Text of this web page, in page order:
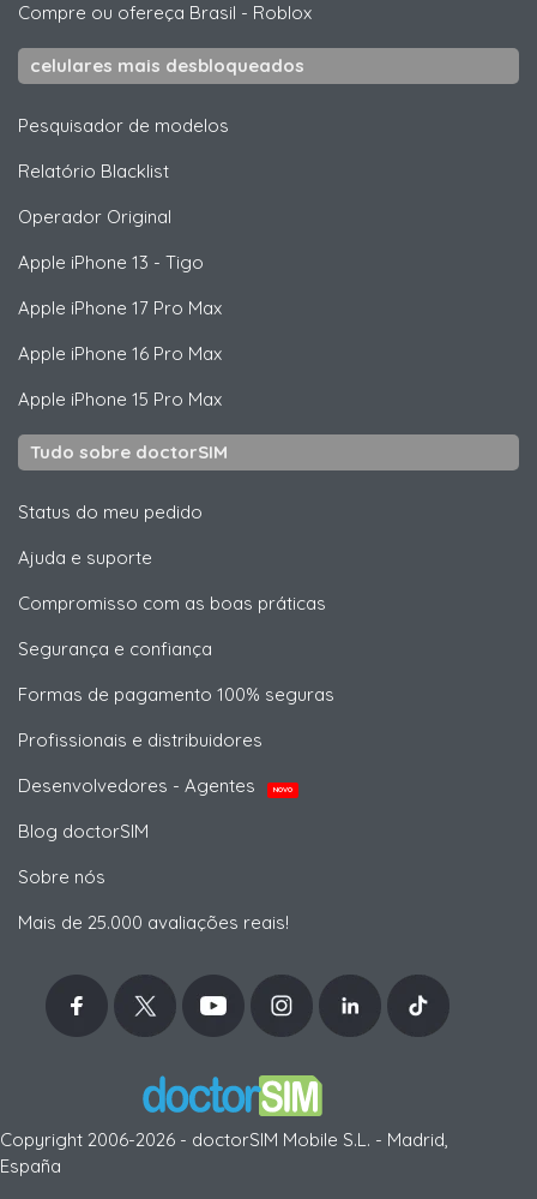
Compre ou ofereça Brasil - Roblox
celulares mais desbloqueados
Pesquisador de modelos
Relatório Blacklist
Operador Original
Apple iPhone 13 - Tigo
Apple iPhone 17 Pro Max
Apple iPhone 16 Pro Max
Apple iPhone 15 Pro Max
Tudo sobre doctorSIM
Status do meu pedido
Ajuda e suporte
Compromisso com as boas práticas
Segurança e confiança
Formas de pagamento 100% seguras
Profissionais e distribuidores
Desenvolvedores - Agentes
NOVO
Blog doctorSIM
Sobre nós
Mais de 25.000 avaliações reais!
Copyright 2006-2026 - doctorSIM Mobile S.L. - Madrid,
España